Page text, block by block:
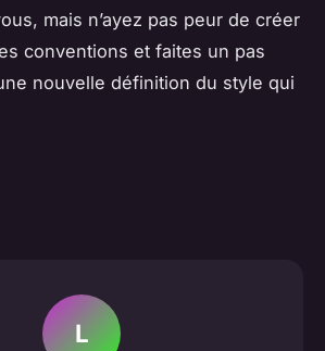
mais n’ayez pas peur de créer
conventions et faites un pas
nouvelle définition du style qui
L